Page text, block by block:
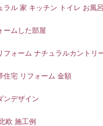
ラル 家 キッチン トイレ お風
ームした部屋
フォーム ナチュラルカントリ
住宅 リフォーム 金額
ンデザイン
欧 施工例